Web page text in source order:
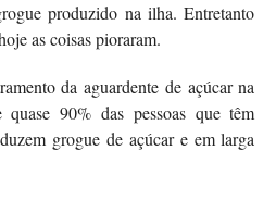
produzido na ilha. Entretanto
as coisas pioraram.
da aguardente de açúcar na
90% das pessoas que têm
grogue de açúcar e em larga